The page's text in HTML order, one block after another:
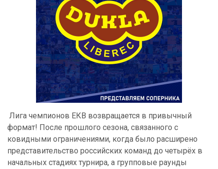
Лига чемпионов ЕКВ возвращается в привычный
формат! После прошлого сезона, связанного с
ковидными ограничениями, когда было расширено
представительство российских команд до четырёх в
начальных стадиях турнира, а групповые раунды